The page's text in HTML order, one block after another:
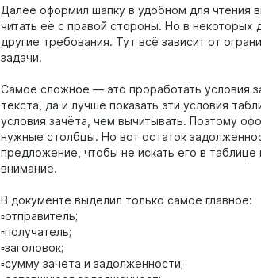
Далее оформил шапку в удобном для чтения
читать её с правой стороны. Но в некоторых
другие требования. Тут всё зависит от
задачи.
Самое сложное — это проработать условия
текста, да и лучше показать эти условия
условия зачёта, чем вычитывать. Поэтому
нужные столбцы. Но вот остаток
предложение, чтобы не искать его в таблице
внимание.
В документе выделил только самое главное:
▫️отправитель;
▫️получатель;
▫️заголовок;
▫️сумму зачета и задолженности;